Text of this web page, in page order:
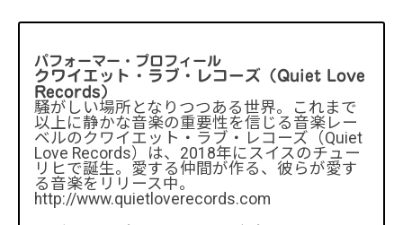
パフォーマー・プロフィール
クワイエット・ラブ・レコーズ（Quiet Love
Records）
騒がしい場所となりつつある世界。これまで
以上に静かな音楽の重要性を信じる音楽レー
ベルのクワイエット・ラブ・レコーズ（Quiet
Love Records）は、2018年にスイスのチュー
リヒで誕生。愛する仲間が作る、彼らが愛す
る音楽をリリース中。
http://www.quietloverecords.com